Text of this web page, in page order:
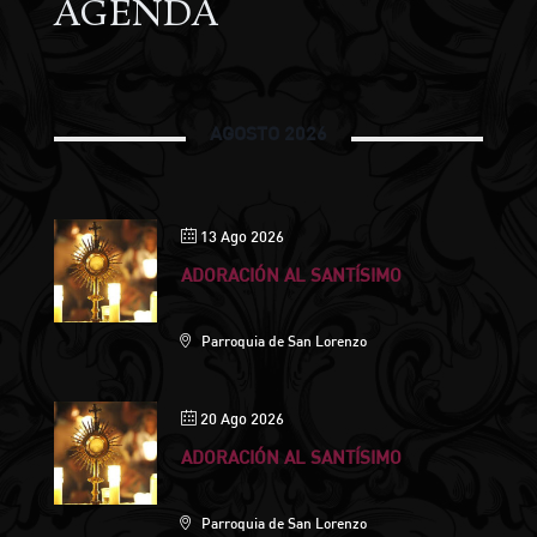
AGENDA
AGOSTO 2026
13 Ago 2026
ADORACIÓN AL SANTÍSIMO
Parroquia de San Lorenzo
20 Ago 2026
ADORACIÓN AL SANTÍSIMO
Parroquia de San Lorenzo